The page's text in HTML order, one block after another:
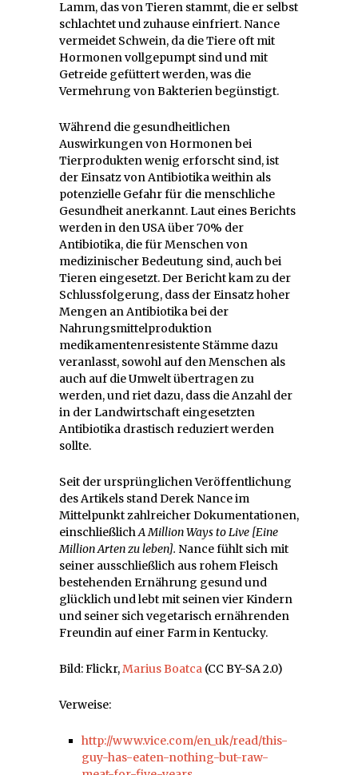
Lamm, das von Tieren stammt, die er selbst
schlachtet und zuhause einfriert. Nance
vermeidet Schwein, da die Tiere oft mit
Hormonen vollgepumpt sind und mit
Getreide gefüttert werden, was die
Vermehrung von Bakterien begünstigt.
Während die gesundheitlichen
Auswirkungen von Hormonen bei
Tierprodukten wenig erforscht sind, ist
der Einsatz von Antibiotika weithin als
potenzielle Gefahr für die menschliche
Gesundheit anerkannt. Laut eines Berichts
werden in den USA über 70% der
Antibiotika, die für Menschen von
medizinischer Bedeutung sind, auch bei
Tieren eingesetzt. Der Bericht kam zu der
Schlussfolgerung, dass der Einsatz hoher
Mengen an Antibiotika bei der
Nahrungsmittelproduktion
medikamentenresistente Stämme dazu
veranlasst, sowohl auf den Menschen als
auch auf die Umwelt übertragen zu
werden, und riet dazu, dass die Anzahl der
in der Landwirtschaft eingesetzten
Antibiotika drastisch reduziert werden
sollte.
Seit der ursprünglichen Veröffentlichung
des Artikels stand Derek Nance im
Mittelpunkt zahlreicher Dokumentationen,
einschließlichA Million Ways to Live [Eine
Million Arten zu leben]. Nance fühlt sich mit
seiner ausschließlich aus rohem Fleisch
bestehenden Ernährung gesund und
glücklich und lebt mit seinen vier Kindern
und seiner sich vegetarisch ernährenden
Freundin auf einer Farm in Kentucky.
Bild: Flickr,Marius Boatca (CC BY-SA 2.0)
Verweise:
http://www.vice.com/en_uk/read/this-
guy-has-eaten-nothing-but-raw-